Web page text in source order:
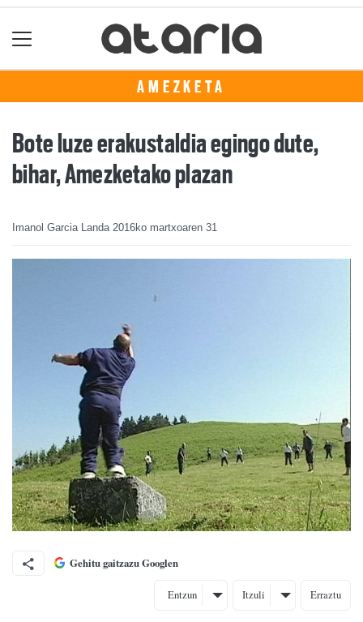
AMEZKETA
Bote luze erakustaldia egingo dute,
bihar, Amezketako plazan
Imanol Garcia Landa 2016ko martxoaren 31
Gehitu gaitzazu Googlen
Entzun Itzuli Erraztu